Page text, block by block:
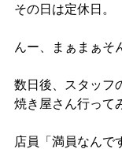
その日は定休日。
んー、まぁまぁそ
数日後、スタッフ
焼き屋さん行って
店員「満員なんで